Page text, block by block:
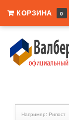
КОРЗИНА 0